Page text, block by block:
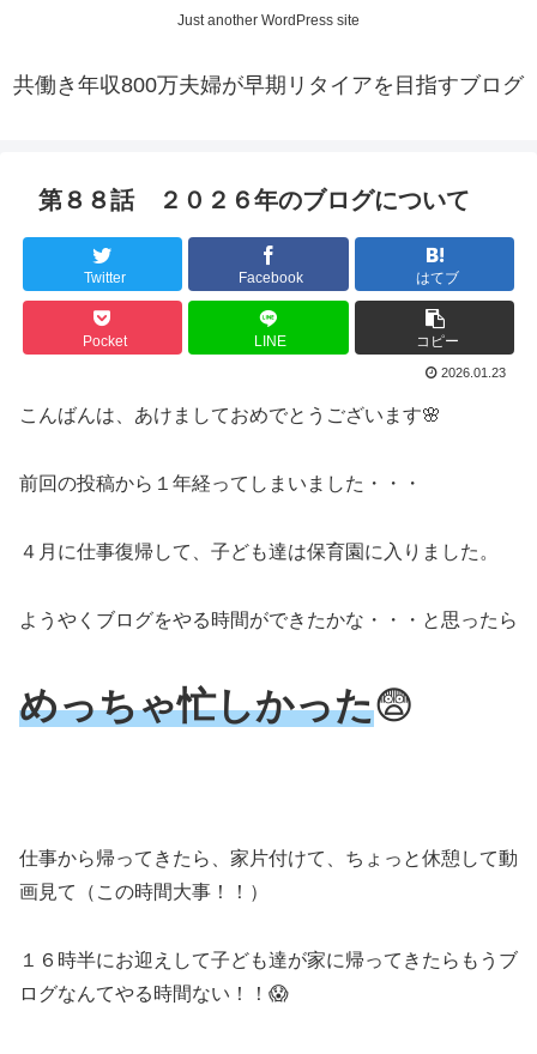
Just another WordPress site
共働き年収800万夫婦が早期リタイアを目指すブログ
第８８話 ２０２６年のブログについて
Twitter Facebook はてブ
Pocket LINE コピー
2026.01.23
こんばんは、あけましておめでとうございます🌸
前回の投稿から１年経ってしまいました・・・
４月に仕事復帰して、子ども達は保育園に入りました。
ようやくブログをやる時間ができたかな・・・と思ったら
めっちゃ忙しかった😨
仕事から帰ってきたら、家片付けて、ちょっと休憩して動
画見て（この時間大事！！）
１６時半にお迎えして子ども達が家に帰ってきたらもうブ
ログなんてやる時間ない！！😱